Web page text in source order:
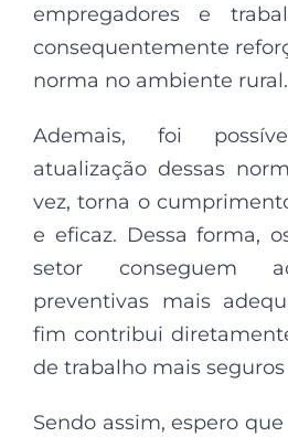
empregadores e
consequentemente
norma no ambiente rural.
Ademais, foi
atualização dessas
vez, torna o
e eficaz. Dessa forma,
setor conseguem
preventivas mais
fim contribui
de trabalho mais seguros
Sendo assim, espero